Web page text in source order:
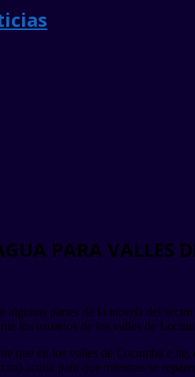
PARA VALLES
algunas partes de la tubería del
los usuarios de los valles de
que en los valles de Locumba e
acuda para que mientras se